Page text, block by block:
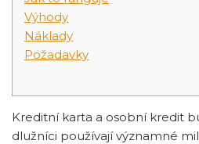
Výhody
Náklady
Požadavky
Kreditní karta a osobní kredit
dlužníci používají významné